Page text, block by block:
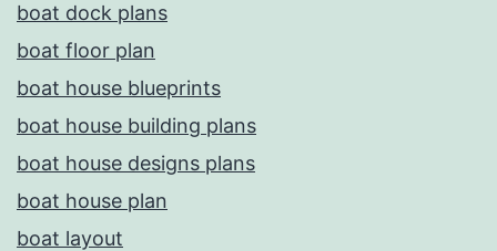
boat dock plans
boat floor plan
boat house blueprints
boat house building plans
boat house designs plans
boat house plan
boat layout